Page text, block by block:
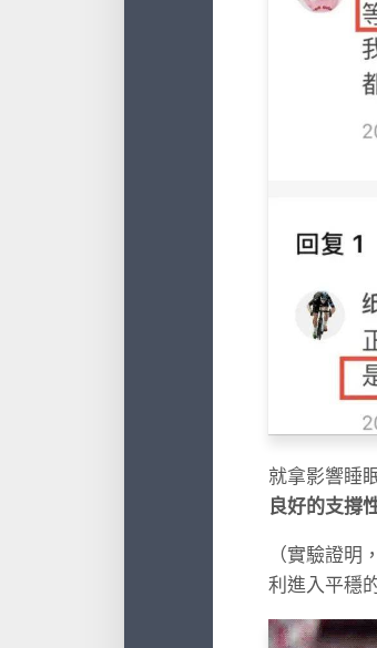
就拿影響睡
良好的支撐
（實驗證明，
利進入平穩